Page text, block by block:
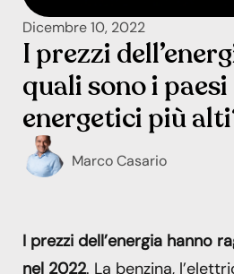
Dicembre 10, 2022
I prezzi
quali sono i
energetici più
Marco Casario
I prezzi dell’energia hanno
nel 2022. La benzina,